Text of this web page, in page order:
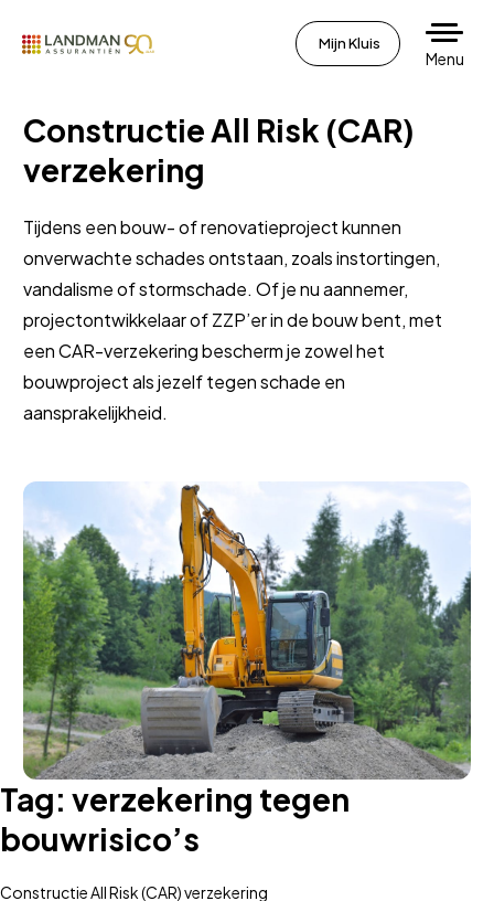
Mijn Kluis
Menu
Constructie All Risk (CAR)
verzekering
Tijdens een bouw- of renovatieproject kunnen
onverwachte schades ontstaan, zoals instortingen,
vandalisme of stormschade. Of je nu aannemer,
projectontwikkelaar of ZZP’er in de bouw bent, met
een CAR-verzekering bescherm je zowel het
bouwproject als jezelf tegen schade en
aansprakelijkheid.
Tag: verzekering tegen
bouwrisico’s
Constructie All Risk (CAR) verzekering